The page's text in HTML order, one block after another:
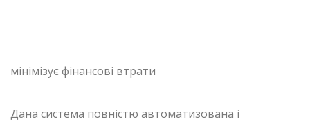
мінімізує фінансові втрати
Дана система повністю автоматизована і